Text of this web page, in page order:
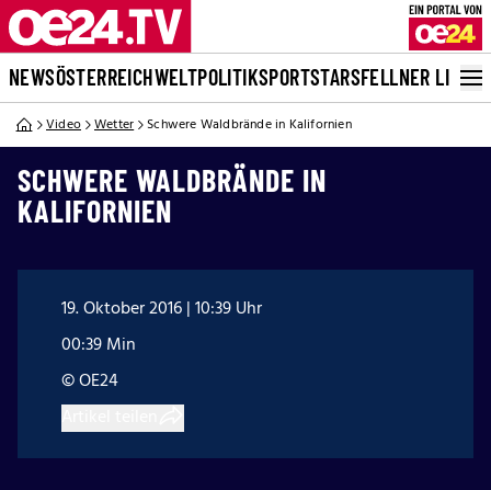
NEWSÖSTERREICHWELTPOLITIKSPORTSTARSFELLNER LIVE
Video Wetter Schwere Waldbrände in Kalifornien
SCHWERE WALDBRÄNDE IN
KALIFORNIEN
19. Oktober 2016 | 10:39 Uhr
00:39 Min
© OE24